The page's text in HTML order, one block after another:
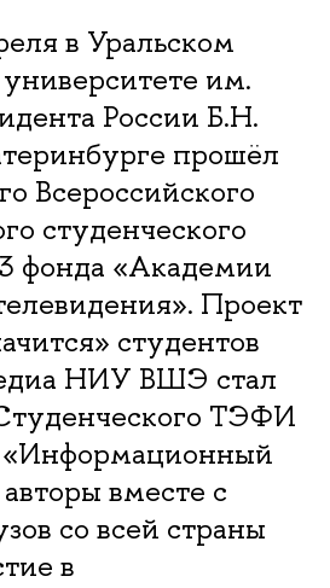
в Уральском
им.
России Б.Н.
прошёл
Всероссийского
студенческого
фонда «Академии
Проект
студентов
НИУ ВШЭ стал
ТЭФИ
вместе с
со всей страны
в